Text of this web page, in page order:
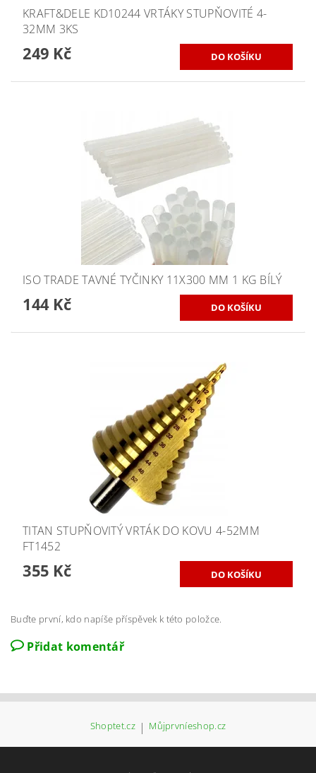
KRAFT&DELE KD10244 VRTÁKY STUPŇOVITÉ 4-
32MM 3KS
249 Kč
ISO TRADE TAVNÉ TYČINKY 11X300 MM 1 KG BÍLÝ
144 Kč
TITAN STUPŇOVITÝ VRTÁK DO KOVU 4-52MM
FT1452
355 Kč
Buďte první, kdo napíše příspěvek k této položce.
Přidat komentář
Shoptet.cz | Můjprvníeshop.cz